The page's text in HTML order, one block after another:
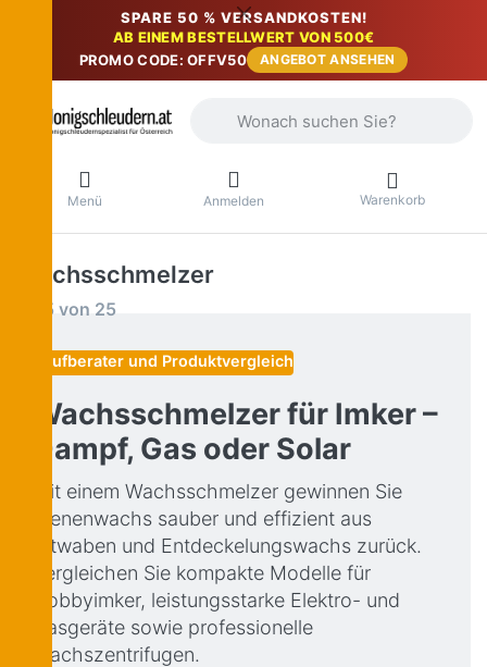
SPARE 50 % VERSANDKOSTEN!
AB EINEM BESTELLWERT VON 500€
PROMO CODE: OFFV50
ANGEBOT ANSEHEN
Menü Anmelden Warenkorb
Wachsschmelzer
Suchergebnisse:
1-25 von 25
Kaufberater und Produktvergleich
Wachsschmelzer für Imker –
Dampf, Gas oder Solar
Mit einem Wachsschmelzer gewinnen Sie
Bienenwachs sauber und effizient aus
Altwaben und Entdeckelungswachs zurück.
Vergleichen Sie kompakte Modelle für
Hobbyimker, leistungsstarke Elektro- und
Gasgeräte sowie professionelle
Wachszentrifugen.